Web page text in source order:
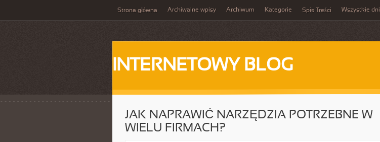
Strona główna Archiwalne wpisy Archiwum Kategorie Spis Treści Wszystkie dni
INTERNETOWY BLOG
JAK NAPRAWIĆ NARZĘDZIA POTRZEBNE W
WIELU FIRMACH?